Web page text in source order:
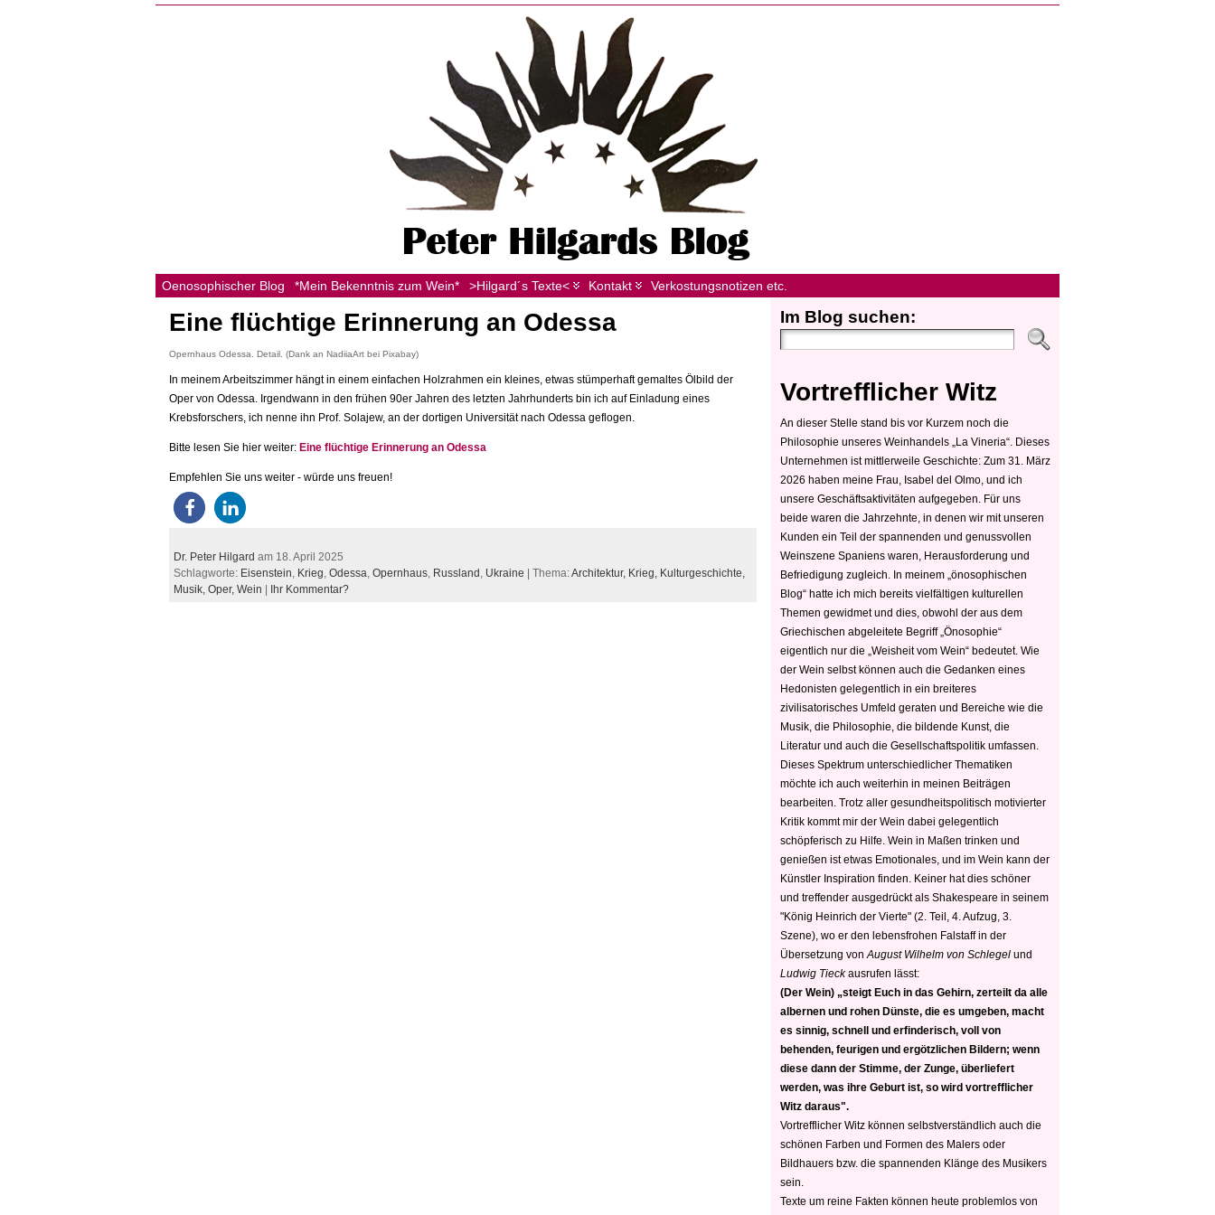
Oenosophischer Blog *Mein Bekenntnis zum Wein* >Hilgard´s Texte< Kontakt Verkostungsnotizen etc.
Eine flüchtige Erinnerung an Odessa
Opernhaus Odessa. Detail. (Dank an NadiiaArt bei Pixabay)
In meinem Arbeitszimmer hängt in einem einfachen Holzrahmen ein kleines, etwas stümperhaft gemaltes Ölbild der
Oper von Odessa. Irgendwann in den frühen 90er Jahren des letzten Jahrhunderts bin ich auf Einladung eines
Krebsforschers, ich nenne ihn Prof. Solajew, an der dortigen Universität nach Odessa geflogen.
Bitte lesen Sie hier weiter: Eine flüchtige Erinnerung an Odessa
Empfehlen Sie uns weiter - würde uns freuen!
Dr. Peter Hilgard am 18. April 2025
Schlagworte: Eisenstein Krieg Odessa Opernhaus Russland Ukraine | Thema:Architektur, Krieg, Kulturgeschichte,
Musik, Oper, Wein | Ihr Kommentar?
Im Blog suchen:
Vortrefflicher Witz
An dieser Stelle stand bis vor Kurzem noch die
Philosophie unseres Weinhandels „La Vineria“. Dieses
Unternehmen ist mittlerweile Geschichte: Zum 31. März
2026 haben meine Frau, Isabel del Olmo, und ich
unsere Geschäftsaktivitäten aufgegeben. Für uns
beide waren die Jahrzehnte, in denen wir mit unseren
Kunden ein Teil der spannenden und genussvollen
Weinszene Spaniens waren, Herausforderung und
Befriedigung zugleich. In meinem „önosophischen
Blog“ hatte ich mich bereits vielfältigen kulturellen
Themen gewidmet und dies, obwohl der aus dem
Griechischen abgeleitete Begriff „Önosophie“
eigentlich nur die „Weisheit vom Wein“ bedeutet. Wie
der Wein selbst können auch die Gedanken eines
Hedonisten gelegentlich in ein breiteres
zivilisatorisches Umfeld geraten und Bereiche wie die
Musik, die Philosophie, die bildende Kunst, die
Literatur und auch die Gesellschaftspolitik umfassen.
Dieses Spektrum unterschiedlicher Thematiken
möchte ich auch weiterhin in meinen Beiträgen
bearbeiten. Trotz aller gesundheitspolitisch motivierter
Kritik kommt mir der Wein dabei gelegentlich
schöpferisch zu Hilfe. Wein in Maßen trinken und
genießen ist etwas Emotionales, und im Wein kann der
Künstler Inspiration finden. Keiner hat dies schöner
und treffender ausgedrückt als Shakespeare in seinem
"König Heinrich der Vierte" (2. Teil, 4. Aufzug, 3.
Szene), wo er den lebensfrohen Falstaff in der
Übersetzung von August Wilhelm von Schlegel und
Ludwig Tieckausrufen lässt:
(Der Wein) „steigt Euch in das Gehirn, zerteilt da alle
albernen und rohen Dünste, die es umgeben, macht
es sinnig, schnell und erfinderisch, voll von
behenden, feurigen und ergötzlichen Bildern; wenn
diese dann der Stimme, der Zunge, überliefert
werden, was ihre Geburt ist, so wird vortrefflicher
Witz daraus".
Vortrefflicher Witz können selbstverständlich auch die
schönen Farben und Formen des Malers oder
Bildhauers bzw. die spannenden Klänge des Musikers
sein.
Texte um reine Fakten können heute problemlos von